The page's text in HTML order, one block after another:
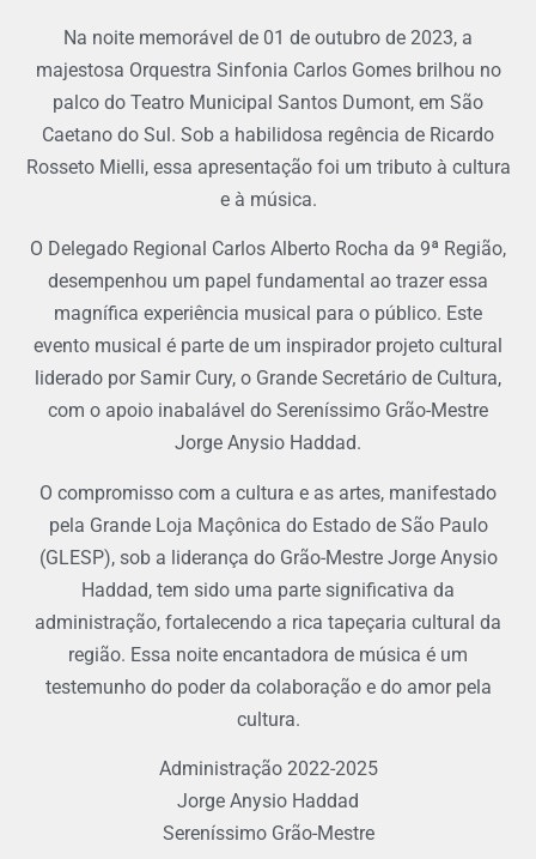
Na noite memorável de 01 de outubro de 2023, a
majestosa Orquestra Sinfonia Carlos Gomes brilhou no
palco do Teatro Municipal Santos Dumont, em São
Caetano do Sul. Sob a habilidosa regência de Ricardo
Rosseto Mielli, essa apresentação foi um tributo à cultura
e à música.
O Delegado Regional Carlos Alberto Rocha da 9ª Região,
desempenhou um papel fundamental ao trazer essa
magnífica experiência musical para o público. Este
evento musical é parte de um inspirador projeto cultural
liderado por Samir Cury, o Grande Secretário de Cultura,
com o apoio inabalável do Sereníssimo Grão-Mestre
Jorge Anysio Haddad.
O compromisso com a cultura e as artes, manifestado
pela Grande Loja Maçônica do Estado de São Paulo
(GLESP), sob a liderança do Grão-Mestre Jorge Anysio
Haddad, tem sido uma parte significativa da
administração, fortalecendo a rica tapeçaria cultural da
região. Essa noite encantadora de música é um
testemunho do poder da colaboração e do amor pela
cultura.
Administração 2022-2025
Jorge Anysio Haddad
Sereníssimo Grão-Mestre